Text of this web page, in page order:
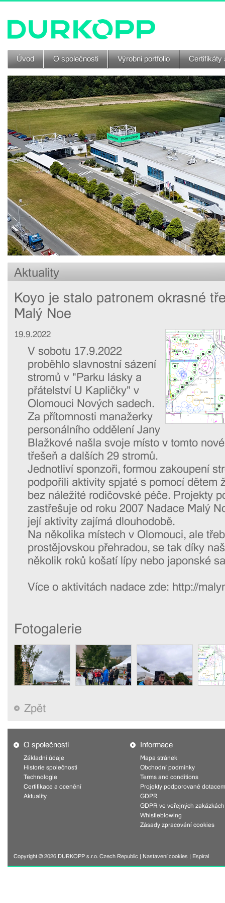
Úvod O společnosti Výrobní portfolio Certifikáty
Aktuality
Koyo je stalo patronem okrasné
Malý Noe
19.9.2022
V sobotu 17.9.2022
proběhlo slavnostní sázení
stromů v "Parku lásky a
přátelství U Kapličky" v
Olomouci Nových sadech.
Za přítomnosti manažerky
personálního oddělení Jany
Blažkové našla svoje místo v tomto
třešeň a dalších 29 stromů.
Jednotliví sponzoři, formou zakoupení
podpořili aktivity spjaté s pomocí dětem
bez náležité rodičovské péče. Projekty
zastřešuje od roku 2007 Nadace Malý
její aktivity zajímá dlouhodobě.
Na několika místech v Olomouci, ale
prostějovskou přehradou, se tak díky
několik roků košatí lípy nebo japonské
Více o aktivitách nadace zde: http://
Fotogalerie
Zpět
O společnosti
Základní údaje
Historie společnosti
Technologie
Certifikace a ocenění
Aktuality
Informace
Mapa stránek
Obchodní podmínky
Terms and conditions
Projekty podporované
GDPR
GDPR ve veřejných zakázkách
Whistleblowing
Zásady zpracování cookies
Copyright © 2026 DURKOPP s.r.o. Czech Republic | Nastavení cookies Espiral